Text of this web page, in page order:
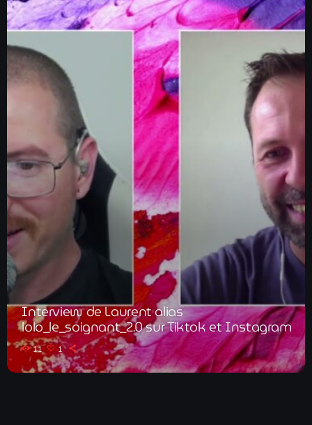
Interview de Laurent alias
lolo_le_soignant_2.0 sur Tiktok et Instagram
11 1